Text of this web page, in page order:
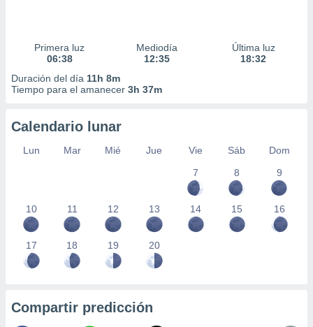
Primera luz
06:38
Mediodía
12:35
Última luz
18:32
Duración del día 11h 8m
Tiempo para el amanecer 3h 37m
Calendario lunar
Lun Mar Mié Jue Vie Sáb
Dom
7
8 9
10 11 12 13 14 15 16
17 18 19 20
Compartir predicción